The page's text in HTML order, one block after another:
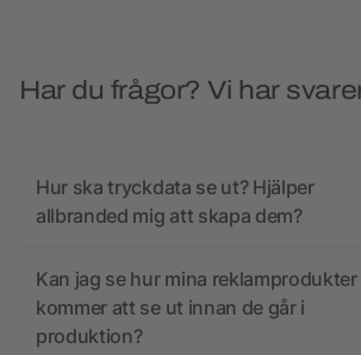
Har du frågor? Vi har
Hur ska tryckdata se ut? Hjälper
allbranded mig att skapa dem?
Kan jag se hur mina reklamprodukter
kommer att se ut innan de går i
produktion?